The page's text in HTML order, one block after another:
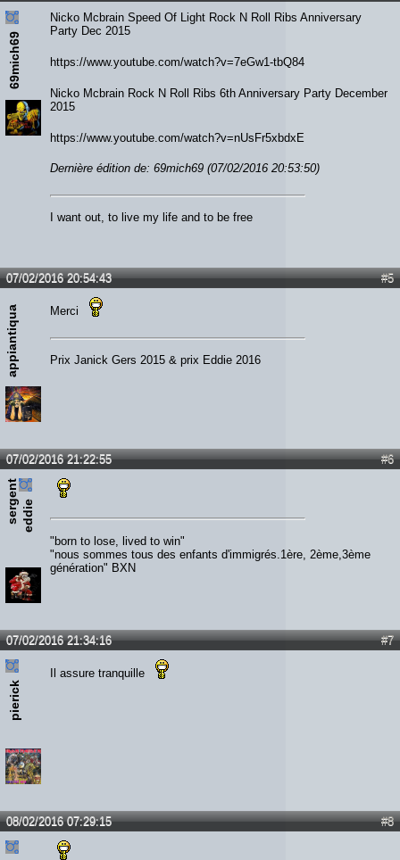
69mich69
Nicko Mcbrain Speed Of Light Rock N Roll Ribs Anniversary
Party Dec 2015
https://www.youtube.com/watch?v=7eGw1-tbQ84
Nicko Mcbrain Rock N Roll Ribs 6th Anniversary Party December
2015
https://www.youtube.com/watch?v=nUsFr5xbdxE
Dernière édition de: 69mich69 (07/02/2016 20:53:50)
I want out, to live my life and to be free
#5
07/02/2016 20:54:43
appiantiqua Merci
Prix Janick Gers 2015 & prix Eddie 2016
#6
07/02/2016 21:22:55
s
e
rg
e
n
t
e
d
d
ie
"born to lose, lived to win"
"nous sommes tous des enfants d'immigrés.1ère, 2ème,3ème
génération" BXN
#7
07/02/2016 21:34:16
pierick
Il assure tranquille
#8
08/02/2016 07:29:15